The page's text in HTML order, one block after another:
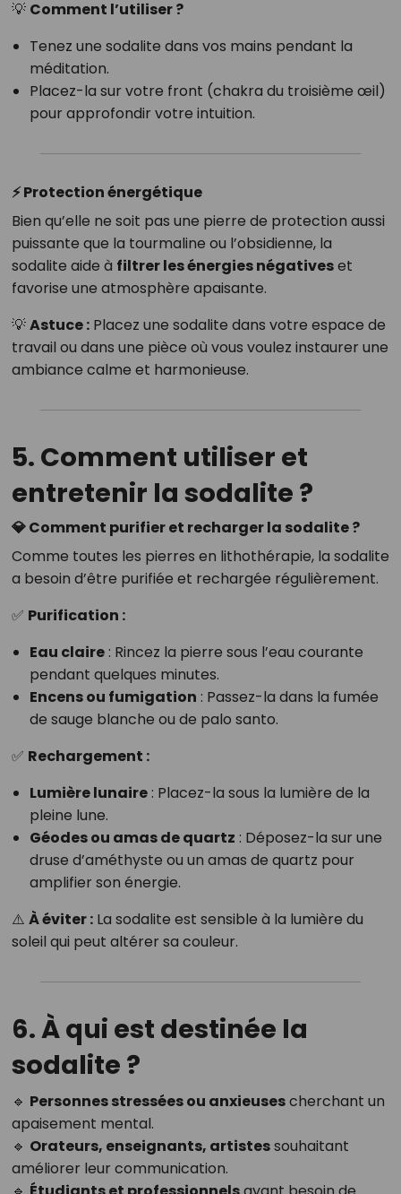
💡 Comment l’utiliser ?
Tenez une sodalite dans vos mains pendant la
méditation.
Placez-la sur votre front (chakra du troisième œil)
pour approfondir votre intuition.
⚡ Protection énergétique
Bien qu’elle ne soit pas une pierre de protection aussi
puissante que la tourmaline ou l’obsidienne, la
sodalite aide à filtrer les énergies négativeset
favorise une atmosphère apaisante.
💡Astuce :Placez une sodalite dans votre espace de
travail ou dans une pièce où vous voulez instaurer une
ambiance calme et harmonieuse.
5. Comment utiliser et
entretenir la sodalite ?
💎 Comment purifier et recharger la sodalite ?
Comme toutes les pierres en lithothérapie, la sodalite
a besoin d’être purifiée et rechargée régulièrement.
✅ Purification :
Eau claire: Rincez la pierre sous l’eau courante
pendant quelques minutes.
Encens ou fumigation : Passez-la dans la fumée
de sauge blanche ou de palo santo.
✅ Rechargement :
Lumière lunaire: Placez-la sous la lumière de la
pleine lune.
Géodes ou amas de quartz : Déposez-la sur une
druse d’améthyste ou un amas de quartz pour
amplifier son énergie.
⚠️ À éviter :La sodalite est sensible à la lumière du
soleil qui peut altérer sa couleur.
6. À qui est destinée la
sodalite ?
🔹 Personnes stressées ou anxieusescherchant un
apaisement mental.
🔹 Orateurs, enseignants, artistessouhaitant
améliorer leur communication.